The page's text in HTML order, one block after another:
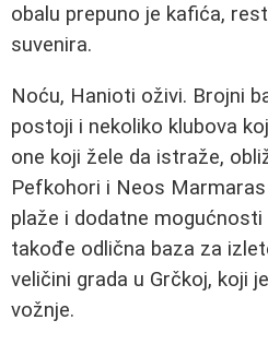
obalu prepuno je kafića,
suvenira.
Noću, Hanioti oživi. Brojni
postoji i nekoliko klubova
one koji žele da istraže,
Pefkohori i Neos
plaže i dodatne
takođe odlična baza za
veličini grada u Grčkoj, koji
vožnje.